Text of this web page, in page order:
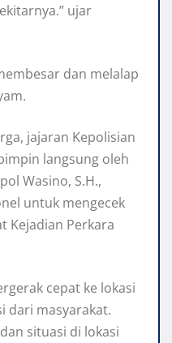
ujar
dan melalap
jajaran Kepolisian
langsung oleh
Wasino, S.H.,
untuk mengecek
Kejadian Perkara
cepat ke lokasi
dari masyarakat.
situasi di lokasi